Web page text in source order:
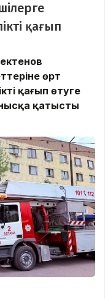
қағып
өрт
қағып өтуге
қатысты